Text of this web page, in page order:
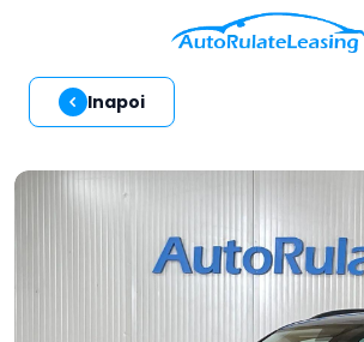
Inapoi